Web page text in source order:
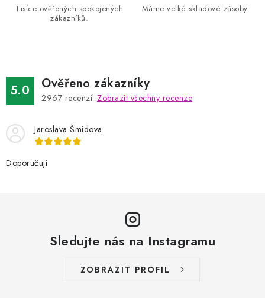
Tisíce ověřených spokojených
zákazníků.
Máme velké skladové zásoby.
5.0 Ověřeno zákazníky
2967 recenzí. Zobrazit všechny recenze
Jaroslava Šmidova
Doporučuji
Sledujte nás na Instagramu
ZOBRAZIT PROFIL